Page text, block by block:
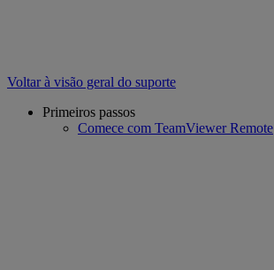
Voltar à visão geral do suporte
Primeiros passos
Comece com TeamViewer Remote